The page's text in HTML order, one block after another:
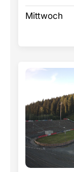
Mittwoch